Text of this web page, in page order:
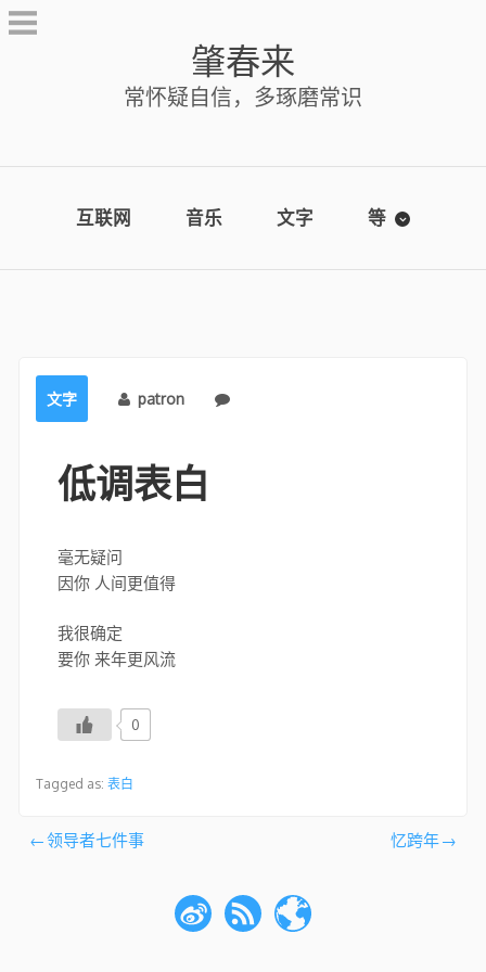
Skip
to
肇春来
常怀疑自信，多琢磨常识
互联网 音乐 文字 等
文字 patron
低调表白
毫无疑问
因你 人间更值得
我很确定
要你 来年更风流
0
Tagged as: 表白
文领导者七件事 忆跨年